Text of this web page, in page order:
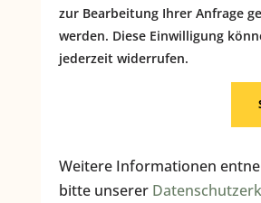
zur Bearbeitung Ihrer Anfrage
werden. Diese Einwilligung
jederzeit widerrufen.
Weitere Informationen
bitte unserer